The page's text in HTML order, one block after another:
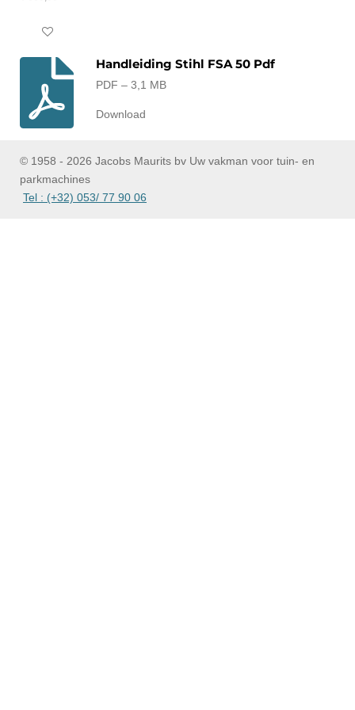
In winkelwagen
Handleiding Stihl FSA 50 Pdf
PDF – 3,1 MB
Download
© 1958 - 2026 Jacobs Maurits bv Uw vakman voor tuin- en
parkmachines
Tel : (+32) 053/ 77 90 06